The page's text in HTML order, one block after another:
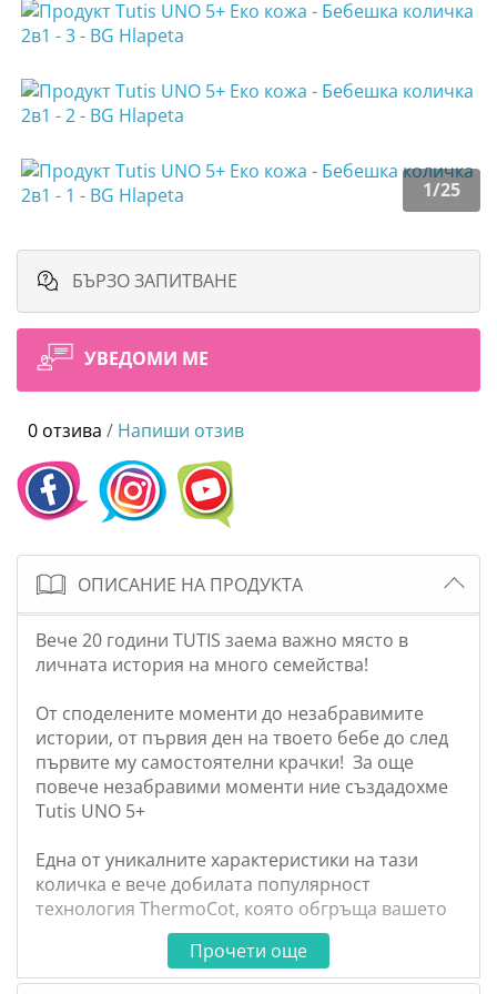
1/25
БЪРЗО ЗАПИТВАНЕ
УВЕДОМИ МЕ
0 отзива / Напиши отзив
ОПИСАНИЕ НА ПРОДУКТА
Вече 20 години TUTIS заема важно място в
личната история на много семейства!
От споделените моменти до незабравимите
истории, от първия ден на твоето бебе до след
първите му самостоятелни крачки! За още
повече незабравими моменти ние създадохме
Tutis UNO 5+
Една от уникалните характеристики на тази
количка е вече добилата популярност
технология ThermoCot, която обгръща вашето
дете с грижа, осигурявайки идеална
температура, независимо от времето навън.
Прочети още